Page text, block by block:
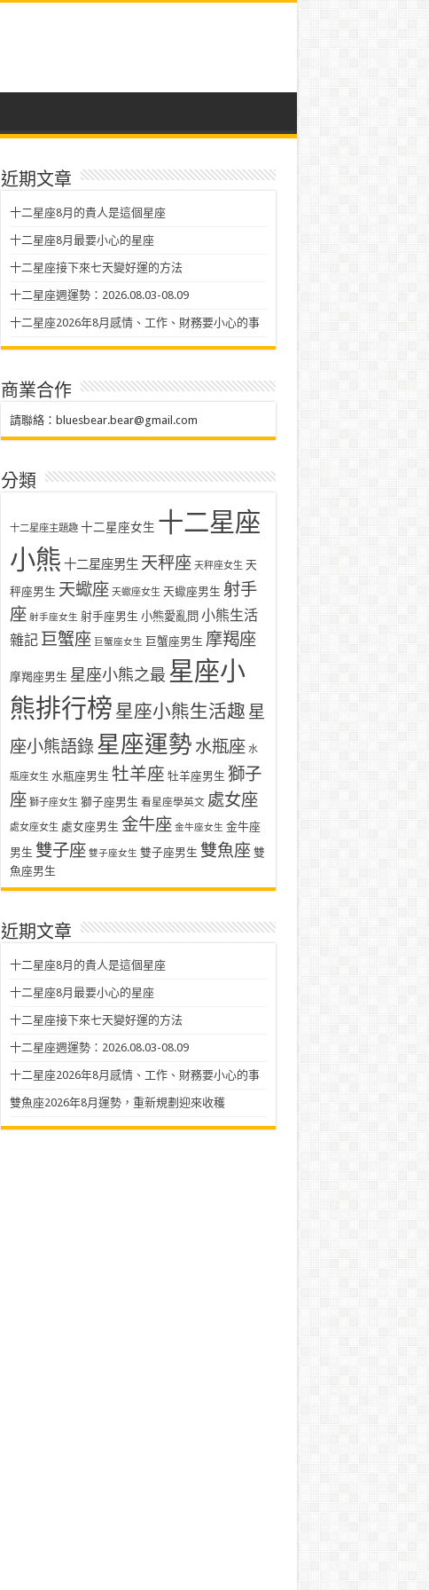
近期文章
十二星座8月的貴人是這個星座
十二星座8月最要小心的星座
十二星座接下來七天變好運的方法
十二星座週運勢：2026.08.03-08.09
十二星座2026年8月感情、工作、財務要小心的事
商業合作
請聯絡： bluesbear.bear@gmail.com
分類
十二星座主題趣 十二星座女生 十二星座
小熊 十二星座男生 天秤座 天秤座女生 天
秤座男生 天蠍座 天蠍座女生 天蠍座男生 射手
座 射手座女生 射手座男生 小熊愛亂問 小熊生活
雜記 巨蟹座 巨蟹座女生 巨蟹座男生 摩羯座
摩羯座男生 星座小熊之最 星座小
熊排行榜 星座小熊生活趣 星
座小熊語錄星座運勢 水瓶座 水
瓶座女生 水瓶座男生 牡羊座 牡羊座男生 獅子
座 獅子座女生 獅子座男生 看星座學英文 處女座
處女座女生 處女座男生 金牛座 金牛座女生 金牛座
男生 雙子座 雙子座女生 雙子座男生 雙魚座 雙
魚座男生
近期文章
十二星座8月的貴人是這個星座
十二星座8月最要小心的星座
十二星座接下來七天變好運的方法
十二星座週運勢：2026.08.03-08.09
十二星座2026年8月感情、工作、財務要小心的事
雙魚座2026年8月運勢，重新規劃迎來收穫